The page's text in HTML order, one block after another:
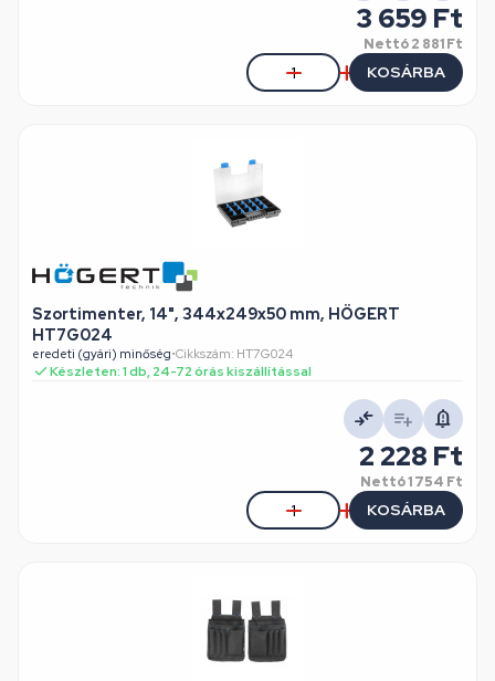
3 659 Ft
Nettó2 881 Ft
KOSÁRBA
Szortimenter, 14", 344x249x50 mm, HÖGERT
HT7G024
eredeti (gyári) minőség•Cikkszám: HT7G024
Készleten: 1 db, 24-72 órás kiszállítással
2 228 Ft
Nettó1 754 Ft
KOSÁRBA